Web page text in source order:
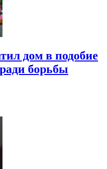
дом в подобие
борьбы